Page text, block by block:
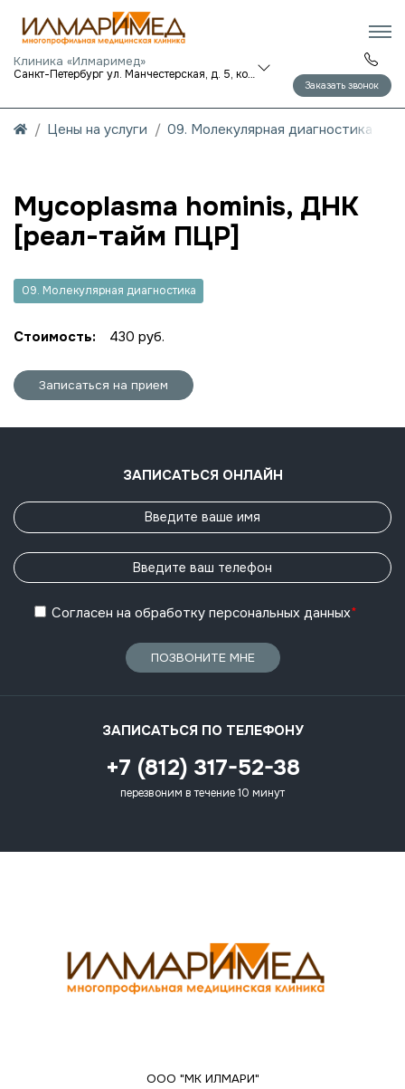
Клиника «Илмаримед»
Санкт-Петербург ул. Манчестерская, д. 5, корп. 1
Заказать звонок
Цены на услуги 09. Молекулярная диагностика
Mycoplasma hominis, ДНК
[реал-тайм ПЦР]
09. Молекулярная диагностика
Стоимость: 430 руб.
Записаться на прием
ЗАПИСАТЬСЯ ОНЛАЙН
Согласен на обработку персональных данных*
ПОЗВОНИТЕ МНЕ
ЗАПИСАТЬСЯ ПО ТЕЛЕФОНУ
+7 (812) 317-52-38
перезвоним в течение 10 минут
ООО "МК ИЛМАРИ"